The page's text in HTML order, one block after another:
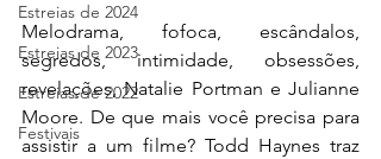
Estreias de 2024
Estreias de 2023
Estreias de 2022
Festivais
Melodrama, fofoca, escândalos,
segredos, intimidade, obsessões,
revelações, Natalie Portman e Julianne
Moore. De que mais você precisa para
assistir a um filme? Todd Haynes traz